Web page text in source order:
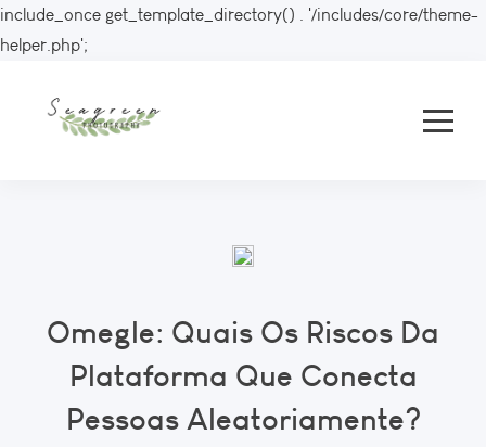
include_once get_template_directory() . '/includes/core/theme-
helper.php';
Omegle: Quais Os Riscos Da
Plataforma Que Conecta
Pessoas Aleatoriamente?